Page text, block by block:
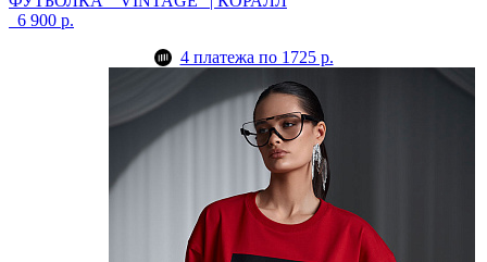
6 900 р.
4 платежа по 1725 р.